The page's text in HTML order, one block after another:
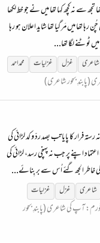
سے نہ کچھ کہا تھا میں نے جو خط لکھا
تھا میں مَر گیا تھا شاید اعلان ہو رہا
ٹوٹنے لگا تھا...
شاعری غزل غزلیات محمداحمد
(پابندِ بحور شاعری)
فرار کا پایا تب بصد ردّ و کد لڑائی کی
اپنے پر جب نہ پہنچی رسد، لڑائی کی
خاطر الجھ گئے اُس سے بر بِنائے...
شاعری غزل غزلیات
آپ کی شاعری (پابندِ بحور